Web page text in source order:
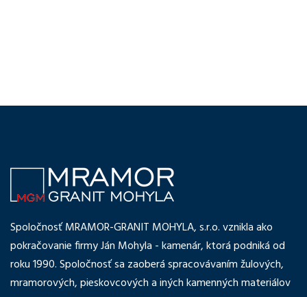
Spoločnosť MRAMOR-GRANIT MOHYLA, s.r.o. vznikla ako
pokračovanie firmy Ján Mohyla - kamenár, ktorá podniká od
roku 1990. Spoločnosť sa zaoberá spracovávaním žulových,
mramorových, pieskovcových a iných kamenných materiálov